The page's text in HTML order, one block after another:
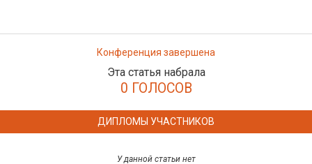
Конференция завершена
Эта статья набрала
0 ГОЛОСОВ
ДИПЛОМЫ УЧАСТНИКОВ
У данной статьи нет